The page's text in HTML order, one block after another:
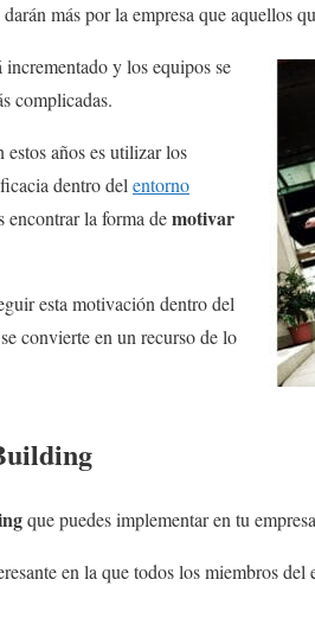
más por la empresa que aquellos
y los equipos se
complicadas.
años es utilizar los
dentro delentorno
encontrar la forma demotivar
esta motivación dentro del
se convierte en un recurso de lo
que puedes implementar en tu
en la que todos los miembros